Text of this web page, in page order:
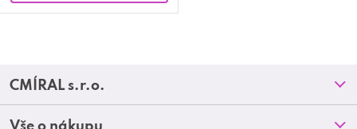
l
Z
á
CMÍRAL s.r.o.
Prodejny
Vše o nákupu